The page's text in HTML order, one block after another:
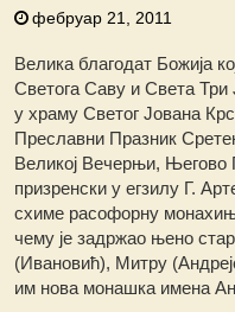
фебруар 21, 2011
Велика благодат Божија
Светога Саву и Света Три
у храму Светог Јована
Преславни Празник
Великој Вечерњи,
призренски у егзилу Г.
схиме расофорну
чему је задржао њено
(Ивановић), Митру
им нова монашка имена